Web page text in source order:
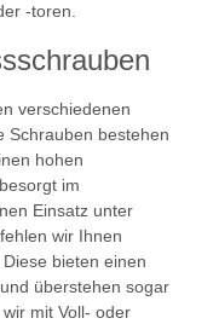
-toren.
verschiedenen
Schrauben bestehen
hohen
im
Einsatz unter
wir Ihnen
bieten einen
überstehen sogar
mit Voll- oder